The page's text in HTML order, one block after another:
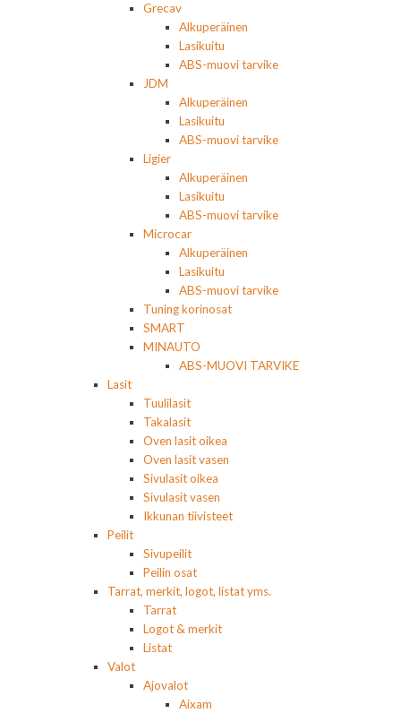
Grecav
Alkuperäinen
Lasikuitu
ABS-muovi tarvike
JDM
Alkuperäinen
Lasikuitu
ABS-muovi tarvike
Ligier
Alkuperäinen
Lasikuitu
ABS-muovi tarvike
Microcar
Alkuperäinen
Lasikuitu
ABS-muovi tarvike
Tuning korinosat
SMART
MINAUTO
ABS-MUOVI TARVIKE
Lasit
Tuulilasit
Takalasit
Oven lasit oikea
Oven lasit vasen
Sivulasit oikea
Sivulasit vasen
Ikkunan tiivisteet
Peilit
Sivupeilit
Peilin osat
Tarrat, merkit, logot, listat yms.
Tarrat
Logot & merkit
Listat
Valot
Ajovalot
Aixam